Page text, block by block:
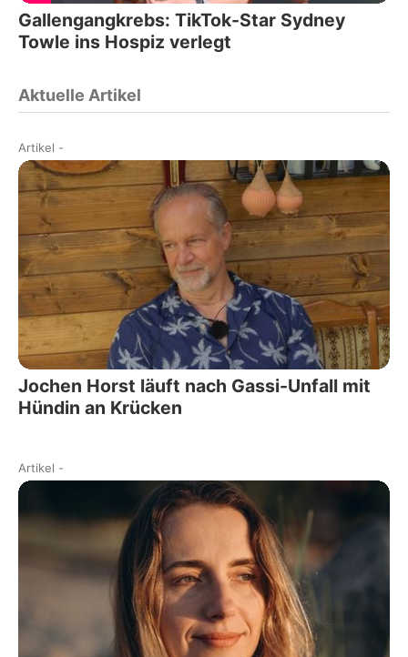
Gallengangkrebs: TikTok-Star Sydney
Towle ins Hospiz verlegt
Aktuelle Artikel
Artikel -
Jochen Horst läuft nach Gassi-Unfall mit
Hündin an Krücken
Artikel -